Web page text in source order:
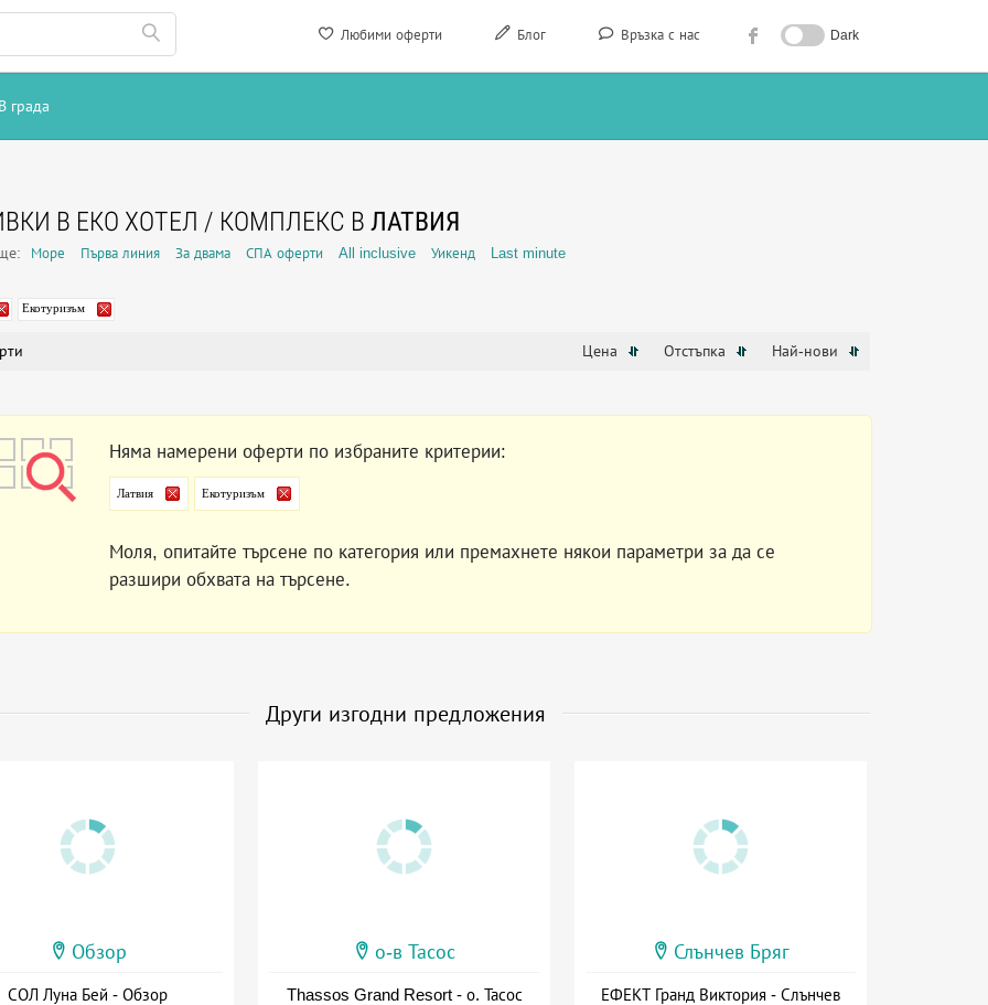
Любими оферти Блог Връзка с нас Dark
В града
В ЕКО ХОТЕЛ / КОМПЛЕКС В ЛАТВИЯ
Море Първа линия За двама СПА оферти All inclusive Уикенд Last minute
Екотуризъм
Цена Отстъпка Най-нови
Няма намерени оферти по избраните критерии:
Латвия Екотуризъм
Моля, опитайте търсене по категория или премахнете някои параметри за да се
разшири обхвата на търсене.
Други изгодни предложения
Обзор
СОЛ Луна Бей - Обзор
о-в Тасос
Thassos Grand Resort - о. Тасос
Слънчев Бряг
ЕФЕКТ Гранд Виктория - Слънчев